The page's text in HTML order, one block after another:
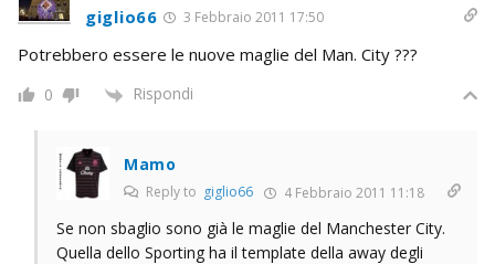
giglio66 3 Febbraio 2011 17:50
Potrebbero essere le nuove maglie del Man. City ???
0 Rispondi
Mamo
Reply to giglio66 4 Febbraio 2011 11:18
Se non sbaglio sono già le maglie del Manchester City.
Quella dello Sporting ha il template della away degli